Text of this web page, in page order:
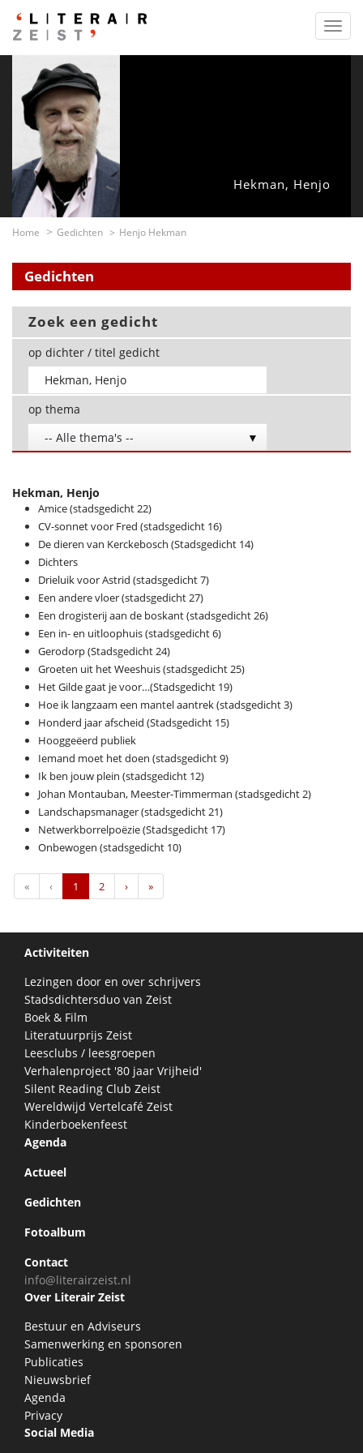
Hekman, Henjo
Home Gedichten Henjo Hekman
Gedichten
Zoek een gedicht
op dichter / titel gedicht
op thema
-- Alle thema's --
Hekman, Henjo
Amice (stadsgedicht 22)
CV-sonnet voor Fred (stadsgedicht 16)
De dieren van Kerckebosch (Stadsgedicht 14)
Dichters
Drieluik voor Astrid (stadsgedicht 7)
Een andere vloer (stadsgedicht 27)
Een drogisterij aan de boskant (stadsgedicht 26)
Een in- en uitloophuis (stadsgedicht 6)
Gerodorp (Stadsgedicht 24)
Groeten uit het Weeshuis (stadsgedicht 25)
Het Gilde gaat je voor…(Stadsgedicht 19)
Hoe ik langzaam een mantel aantrek (stadsgedicht 3)
Honderd jaar afscheid (Stadsgedicht 15)
Hooggeëerd publiek
Iemand moet het doen (stadsgedicht 9)
Ik ben jouw plein (stadsgedicht 12)
Johan Montauban, Meester-Timmerman (stadsgedicht 2)
Landschapsmanager (stadsgedicht 21)
Netwerkborrelpoëzie (Stadsgedicht 17)
Onbewogen (stadsgedicht 10)
«First ‹Previous
1 2 ›Next»Last
Activiteiten
Lezingen door en over schrijvers
Stadsdichtersduo van Zeist
Boek & Film
Literatuurprijs Zeist
Leesclubs / leesgroepen
Verhalenproject '80 jaar Vrijheid'
Silent Reading Club Zeist
Wereldwijd Vertelcafé Zeist
Kinderboekenfeest
Agenda
Actueel
Gedichten
Fotoalbum
Contact
info@literairzeist.nl
Over Literair Zeist
Bestuur en Adviseurs
Samenwerking en sponsoren
Publicaties
Nieuwsbrief
Agenda
Privacy
Social Media